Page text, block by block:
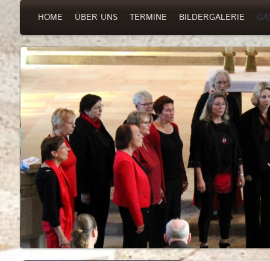
HOME ÜBER UNS TERMINE BILDERGALERIE